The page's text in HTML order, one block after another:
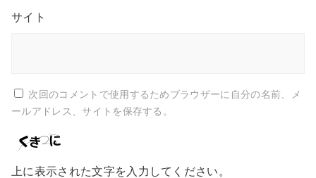
サイト
次回のコメントで使用するためブラウザーに自分の名前、メ
ールアドレス、サイトを保存する。
上に表示された文字を入力してください。